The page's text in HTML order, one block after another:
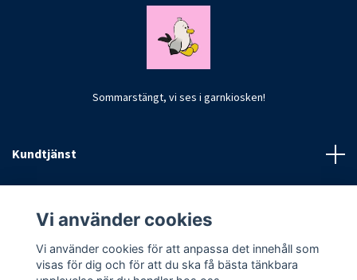
Sommarstängt, vi ses i garnkiosken!
Kundtjänst
Vi använder cookies
Vi använder cookies för att anpassa det innehåll som
visas för dig och för att du ska få bästa tänkbara